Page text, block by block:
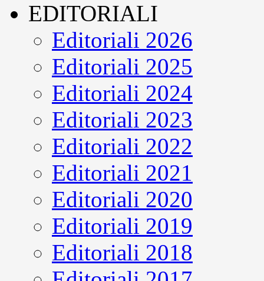
EDITORIALI
Editoriali 2026
Editoriali 2025
Editoriali 2024
Editoriali 2023
Editoriali 2022
Editoriali 2021
Editoriali 2020
Editoriali 2019
Editoriali 2018